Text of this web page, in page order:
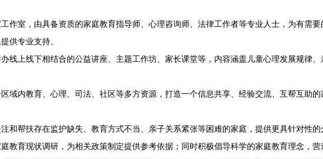
工作室，由具备资质的家庭教育指导师、心理咨询师、法律工作者等专业人士，为有需
供专业支持。
办线上线下相结合的公益讲座、主题工作坊、家长课堂等，内容涵盖儿童心理发展规律
区域内教育、心理、司法、社区等多方资源，打造一个信息共享、经验交流、互帮互助
和帮扶存在监护缺失、教育方式不当、亲子关系紧张等困难的家庭，提供更具针对性
庭教育现状调研，为相关政策制定提供参考依据；同时积极倡导科学的家庭教育理念，